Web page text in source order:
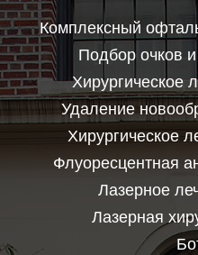
Комплексный
Подбор очков
Хирургическое
Удаление
Хирургическое
Флуоресцентная
Лазерное
Лазерная